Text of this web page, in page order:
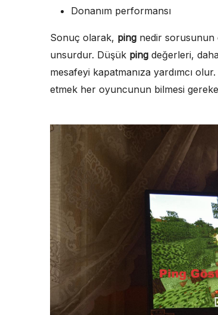
Donanım performansı
Sonuç olarak, ping nedir sorusunun
unsurdur. Düşük ping değerleri,
mesafeyi kapatmanıza yardımcı
etmek her oyuncunun bilmesi